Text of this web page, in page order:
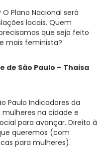
Plano Nacional será
locais. Quem
que seja feito
mais feminista?
de São Paulo – Thaisa
Paulo Indicadores da
mulheres na cidade e
para avançar. Direito à
queremos (com
para mulheres).